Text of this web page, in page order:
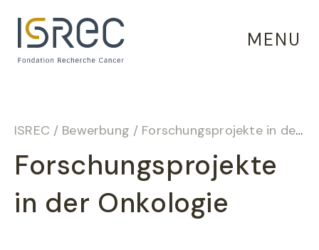
MENU
ISREC / Bewerbung / Forschungsprojekte in der Onkologie
Forschungsprojekte
in der Onkologie